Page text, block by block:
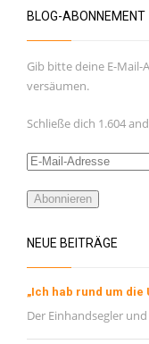
BLOG-ABONNEMENT
Gib bitte deine E-Mail-
versäumen.
Schließe dich 1.604
E-
Adresse
Abonnieren
NEUE BEITRÄGE
„Ich hab rund um
Der Einhandsegler